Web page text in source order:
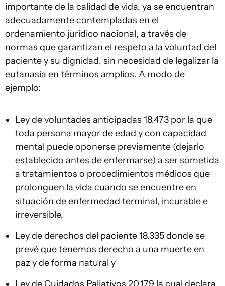
importante de la calidad de vida, ya se encuentran
adecuadamente contempladas en el
ordenamiento jurídico nacional, a través de
normas que garantizan el respeto a la voluntad del
paciente y su dignidad, sin necesidad de legalizar la
eutanasia en términos amplios. A modo de
ejemplo:
Ley de voluntades anticipadas 18.473 por la que
toda persona mayor de edad y con capacidad
mental puede oponerse previamente (dejarlo
establecido antes de enfermarse) a ser sometida
a tratamientos o procedimientos médicos que
prolonguen la vida cuando se encuentre en
situación de enfermedad terminal, incurable e
irreversible,
Ley de derechos del paciente 18.335 donde se
prevé que tenemos derecho a una muerte en
paz y de forma natural y